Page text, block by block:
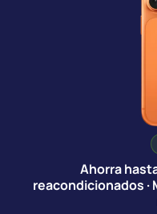
Ahorra
reacondicionados ·